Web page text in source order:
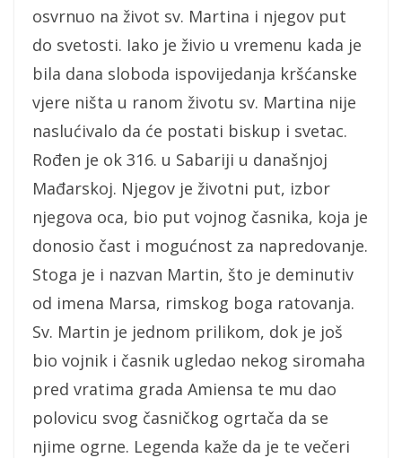
osvrnuo na život sv. Martina i njegov put
do svetosti. Iako je živio u vremenu kada je
bila dana sloboda ispovijedanja kršćanske
vjere ništa u ranom životu sv. Martina nije
naslućivalo da će postati biskup i svetac.
Rođen je ok 316. u Sabariji u današnjoj
Mađarskoj. Njegov je životni put, izbor
njegova oca, bio put vojnog časnika, koja je
donosio čast i mogućnost za napredovanje.
Stoga je i nazvan Martin, što je deminutiv
od imena Marsa, rimskog boga ratovanja.
Sv. Martin je jednom prilikom, dok je još
bio vojnik i časnik ugledao nekog siromaha
pred vratima grada Amiensa te mu dao
polovicu svog časničkog ogrtača da se
njime ogrne. Legenda kaže da je te večeri